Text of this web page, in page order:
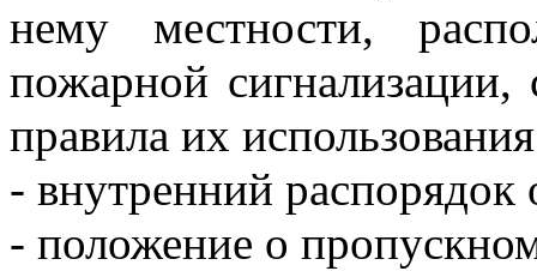
нему местности,
пожарной сигнализации,
правила их
- внутренний распорядок
- положение о